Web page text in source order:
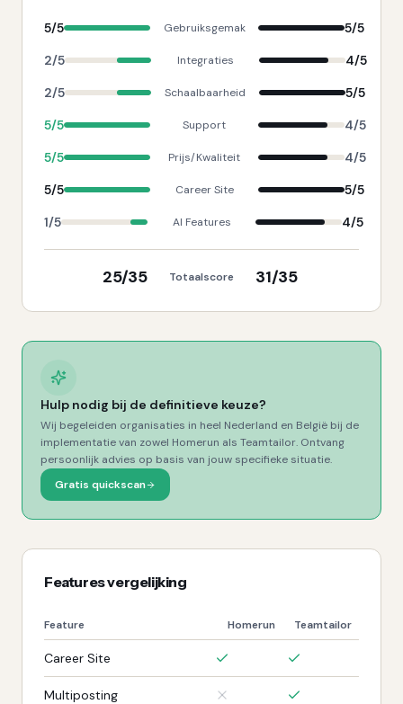
5/5 Gebruiksgemak 5/5
2/5 Integraties 4/5
2/5 Schaalbaarheid 5/5
5/5 Support 4/5
5/5 Prijs/Kwaliteit 4/5
5/5 Career Site 5/5
1/5 AI Features 4/5
25/35 Totaalscore 31/35
Hulp nodig bij de definitieve keuze?
Wij begeleiden organisaties in heel Nederland en België bij de
implementatie van zowel Homerun als Teamtailor. Ontvang
persoonlijk advies op basis van jouw specifieke situatie.
Gratis quickscan
Features vergelijking
Feature Homerun Teamtailor
Career Site
Multiposting